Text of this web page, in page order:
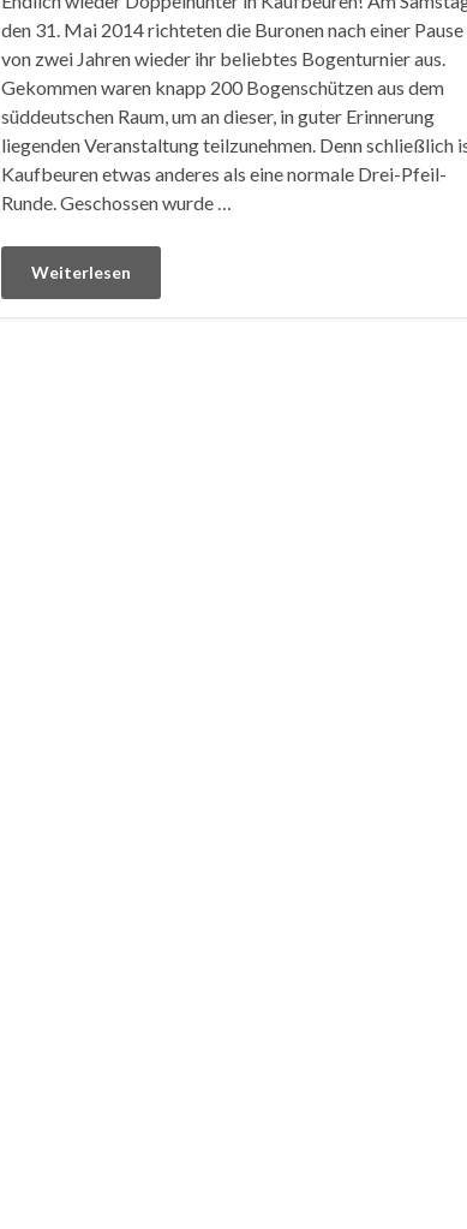
den 31. Mai 2014 richteten die Buronen nach einer Pause
von zwei Jahren wieder ihr beliebtes Bogenturnier aus.
Gekommen waren knapp 200 Bogenschützen aus dem
süddeutschen Raum, um an dieser, in guter Erinnerung
liegenden Veranstaltung teilzunehmen. Denn schließlich
Kaufbeuren etwas anderes als eine normale Drei-Pfeil-
Runde. Geschossen wurde …
Weiterlesen